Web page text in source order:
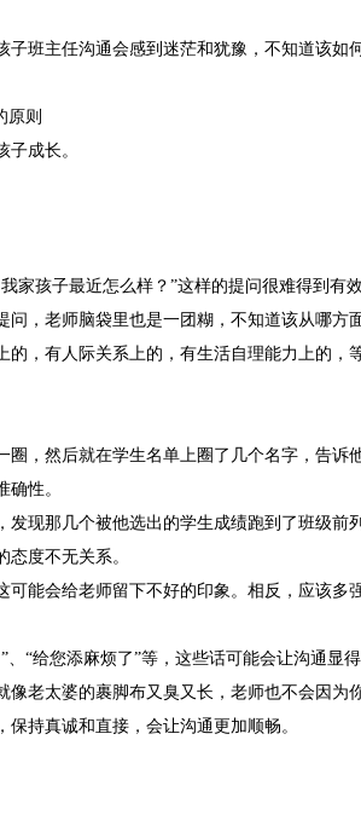
班主任沟通会感到迷茫和犹豫，不知道该如
原则
子成长。
家孩子最近怎么样？”这样的提问很难得到有效
，老师脑袋里也是一团糊，不知道该从哪方
，有人际关系上的，有生活自理能力上的，
，然后就在学生名单上圈了几个名字，告诉
性。
现那几个被他选出的学生成绩跑到了班级前列
度不无关系。
能会给老师留下不好的印象。相反，应该多
“给您添麻烦了”等，这些话可能会让沟通显得
老太婆的裹脚布又臭又长，老师也不会因为
持真诚和直接，会让沟通更加顺畅。